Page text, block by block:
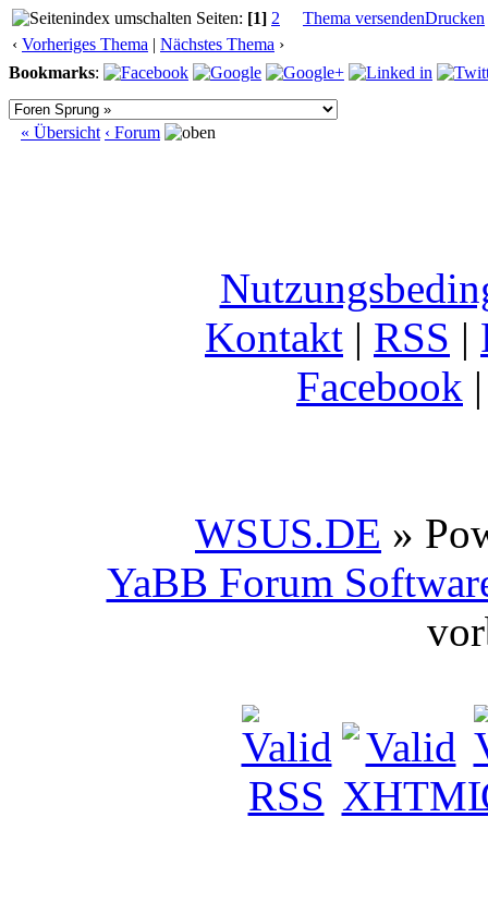
Seiten: [1] 2 Thema versendenDrucken
‹ Vorheriges Thema | Nächstes Thema ›
Bookmarks:
« Übersicht ‹ Forum
Kontakt | RSS |
Facebook
WSUS.DE »
YaBB Forum